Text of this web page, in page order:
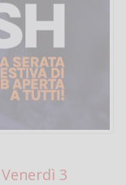
Venerdì 3